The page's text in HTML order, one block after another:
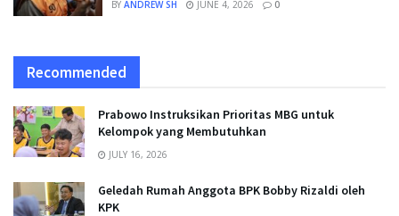
BY ANDREW SH JUNE 4, 2026 0
Recommended
Prabowo Instruksikan Prioritas MBG untuk
Kelompok yang Membutuhkan
JULY 16, 2026
Geledah Rumah Anggota BPK Bobby Rizaldi oleh
KPK